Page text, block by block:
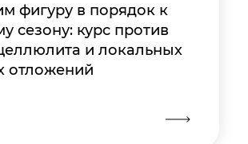
фигуру в порядок к
сезону: курс против
и локальных
отложений